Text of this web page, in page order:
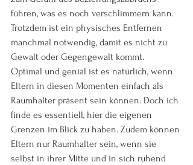
führen, was es noch verschlimmern kann.
Trotzdem ist ein physisches Entfernen
manchmal notwendig, damit es nicht zu
Gewalt oder Gegengewalt kommt.
Optimal und genial ist es natürlich, wenn
Eltern in diesen Momenten einfach als
Raumhalter präsent sein können. Doch ich
finde es essentiell, hier die eigenen
Grenzen im Blick zu haben. Zudem können
Eltern nur Raumhalter sein, wenn sie
selbst in ihrer Mitte und in sich ruhend